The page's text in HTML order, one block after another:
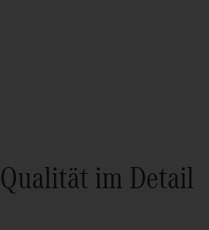
Qualität im Detail